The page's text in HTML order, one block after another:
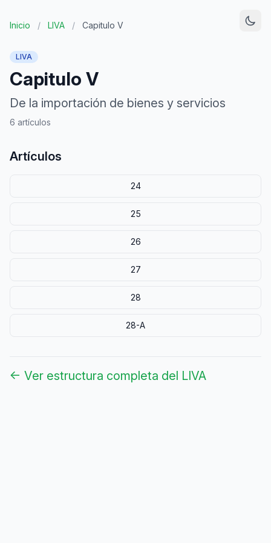
Inicio / LIVA / Capitulo V
LIVA
Capitulo V
De la importación de bienes y servicios
6 artículos
Artículos
24
25
26
27
28
28-A
← Ver estructura completa del LIVA